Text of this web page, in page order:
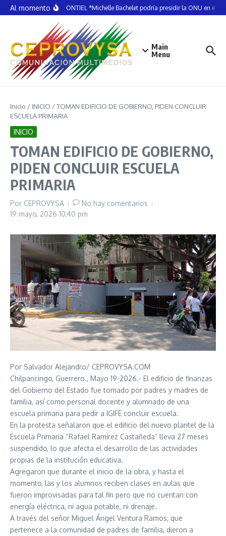
Saltar al contenido
Al momentoELDA MONTIEL *Michelle Bachelet podría presidir la ONU en el
Main
Menu
Inicio / INICIO /TOMAN EDIFICIO DE GOBIERNO, PIDEN CONCLUIR
ESCUELA PRIMARIA
INICIO
TOMAN EDIFICIO DE GOBIERNO,
PIDEN CONCLUIR ESCUELA
PRIMARIA
Por CEPROVYSA
No hay comentarios
19 mayo, 2026 10:40 pm
Por Salvador Alejandro/ CEPROVYSA.COM
Chilpancingo, Guerrero., Mayo 19-2026.- El edificio de finanzas
del Gobierno del Estado fue tomado por padres y madres de
familia, así como personal docente y alumnado de una
escuela primaria para pedir a IGIFE concluir escuela.
En la protesta señalaron que el edificio del nuevo plantel de la
Escuela Primaria “Rafael Ramírez Castañeda” lleva 27 meses
suspendido, lo que afecta el desarrollo de las actividades
propias de la institución educativa.
Agregaron que durante el inicio de la obra, y hasta el
momento, las y los alumnos reciben clases en aulas que
fueron improvisadas para tal fin pero que no cuentan con
energía eléctrica, ni agua potable, ni drenaje.
A través del señor Miguel Ángel Ventura Ramos, que
pertenece a la comunidad de padres de familia, dieron a